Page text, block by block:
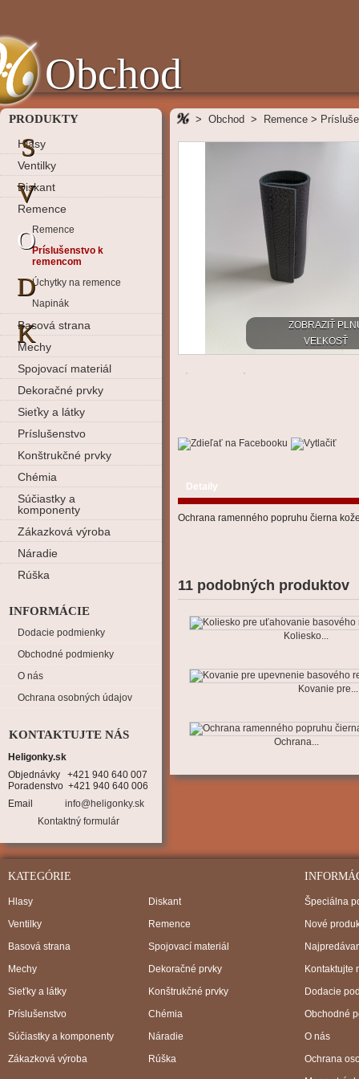
Obchod
PRODUKTY
Hlasy
Ventilky
Diskant
Remence
Remence
Príslušenstvo k
remencom
Úchytky na remence
Napinák
Basová strana
Mechy
Spojovací materiál
Dekoračné prvky
Sieťky a látky
Príslušenstvo
Konštrukčné prvky
Chémia
Súčiastky a
komponenty
Zákazková výroba
Náradie
Rúška
INFORMÁCIE
Dodacie podmienky
Obchodné podmienky
O nás
Ochrana osobných údajov
S
V
O
D
K
KONTAKTUJTE NÁS
Heligonky.sk
Objednávky   +421 940 640 007
Poradenstvo  +421 940 640 006
Email
info@heligonky.sk
Kontaktný formulár
> Obchod > Remence >
ZOBRAZIŤ
VEĽKOSŤ
Detaily
Ochrana ramenného popruhu čierna
11 podobných produktov
Koliesko...
Kovanie pre...
Ochrana...
KATEGÓRIE
Hlasy
Ventilky
Diskant
Remence
Basová strana
Mechy
Spojovací materiál
Dekoračné prvky
Sieťky a látky
Príslušenstvo
Konštrukčné prvky
Chémia
Súčiastky a komponenty
Zákazková výroba
Náradie
Rúška
Špeciálna
Nové
Kontaktujte
Dodacie
Obchodné
O nás
Ochrana